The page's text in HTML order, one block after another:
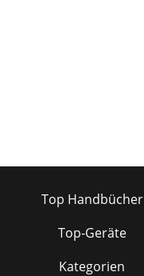
Top Handbücher
Top-Geräte
Kategorien